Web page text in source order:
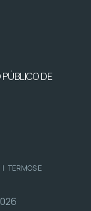
DE
| TERMOS E